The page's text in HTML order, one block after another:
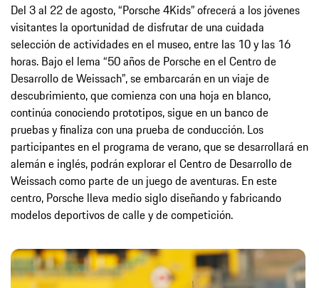
Del 3 al 22 de agosto, “Porsche 4Kids” ofrecerá a los jóvenes
visitantes la oportunidad de disfrutar de una cuidada
selección de actividades en el museo, entre las 10 y las 16
horas. Bajo el lema “50 años de Porsche en el Centro de
Desarrollo de Weissach”, se embarcarán en un viaje de
descubrimiento, que comienza con una hoja en blanco,
continúa conociendo prototipos, sigue en un banco de
pruebas y finaliza con una prueba de conducción. Los
participantes en el programa de verano, que se desarrollará en
alemán e inglés, podrán explorar el Centro de Desarrollo de
Weissach como parte de un juego de aventuras. En este
centro, Porsche lleva medio siglo diseñando y fabricando
modelos deportivos de calle y de competición.